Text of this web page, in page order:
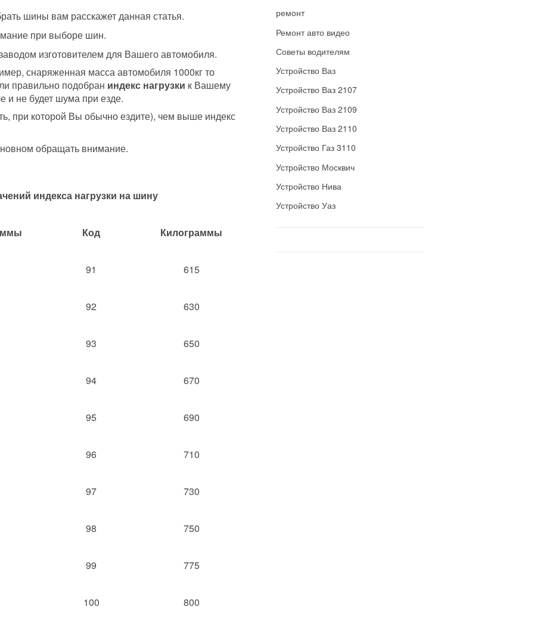
шины вам расскажет данная статья.
при выборе шин.
изготовителем для Вашего автомобиля.
снаряженная масса автомобиля 1000кг то
правильно подобран индекс нагрузки к Вашему
и не будет шума при езде.
при которой Вы обычно ездите), чем выше индекс
обращать внимание.
индекса нагрузки на шину
Код Килограммы
91 615
92 630
93 650
94 670
95 690
96 710
97 730
98 750
99 775
100 800
ремонт
Ремонт авто видео
Советы водителям
Устройство Ваз
Устройство Ваз 2107
Устройство Ваз 2109
Устройство Ваз 2110
Устройство Газ 3110
Устройство Москвич
Устройство Нива
Устройство Уаз